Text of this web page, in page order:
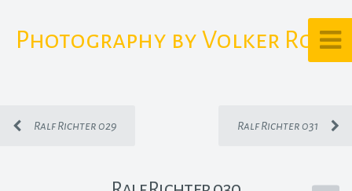
Photography by Volker Rost
Ralf Richter 029 Ralf Richter 031